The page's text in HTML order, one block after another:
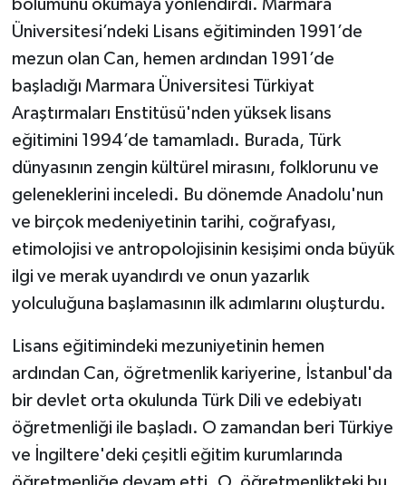
bölümünü okumaya yönlendirdi. Marmara
Üniversitesi’ndeki Lisans eğitiminden 1991’de
mezun olan Can, hemen ardından 1991’de
başladığı Marmara Üniversitesi Türkiyat
Araştırmaları Enstitüsü'nden yüksek lisans
eğitimini 1994’de tamamladı. Burada, Türk
dünyasının zengin kültürel mirasını, folklorunu ve
geleneklerini inceledi. Bu dönemde Anadolu'nun
ve birçok medeniyetinin tarihi, coğrafyası,
etimolojisi ve antropolojisinin kesişimi onda büyük
ilgi ve merak uyandırdı ve onun yazarlık
yolculuğuna başlamasının ilk adımlarını oluşturdu.
Lisans eğitimindeki mezuniyetinin hemen
ardından Can, öğretmenlik kariyerine, İstanbul'da
bir devlet orta okulunda Türk Dili ve edebiyatı
öğretmenliği ile başladı. O zamandan beri Türkiye
ve İngiltere'deki çeşitli eğitim kurumlarında